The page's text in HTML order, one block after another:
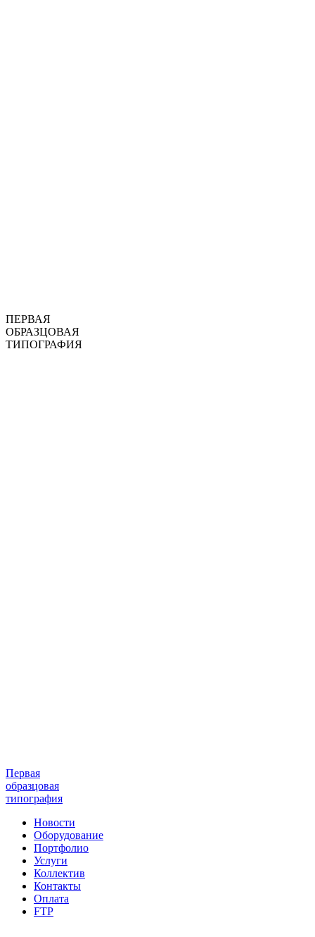
ПЕРВАЯ
ОБРАЗЦОВАЯ
ТИПОГРАФИЯ
Первая
образцовая
типография
Новости
Оборудование
Портфолио
Услуги
Коллектив
Контакты
Оплата
FTP